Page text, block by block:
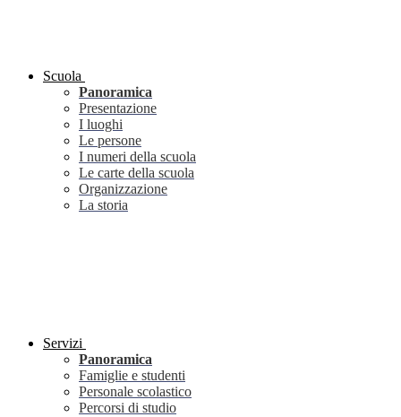
Scuola
Panoramica
Presentazione
I luoghi
Le persone
I numeri della scuola
Le carte della scuola
Organizzazione
La storia
Servizi
Panoramica
Famiglie e studenti
Personale scolastico
Percorsi di studio